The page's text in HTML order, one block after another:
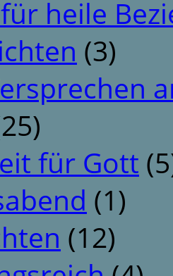
heile
(3)
für Gott
(1)
(12)